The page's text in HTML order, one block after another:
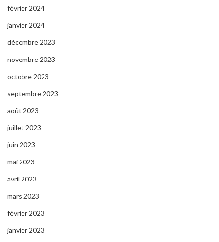
février 2024
janvier 2024
décembre 2023
novembre 2023
octobre 2023
septembre 2023
août 2023
juillet 2023
juin 2023
mai 2023
avril 2023
mars 2023
février 2023
janvier 2023